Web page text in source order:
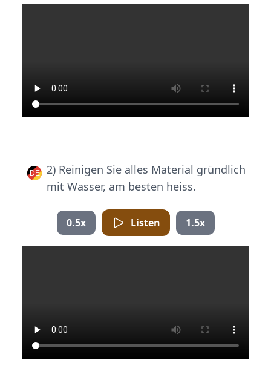
2) Reinigen Sie alles Material gründlich
mit Wasser, am besten heiss.
0.5x Listen 1.5x